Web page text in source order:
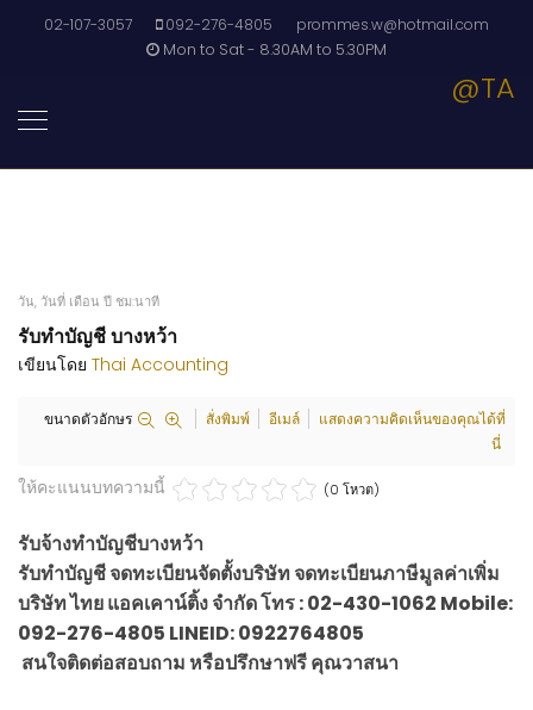
02-107-3057 092-276-4805
prommes.w@hotmail.com
Mon to Sat - 8.30AM to 5.30PM
@TA
วัน, วันที่ เดือน ปี ชม:นาที
รับทำบัญชี บางหว้า
เขียนโดย Thai Accounting
ขนาดตัวอักษร สั่งพิมพ์ อีเมล์
แสดงความคิดเห็นของคุณได้ที่
นี่
ให้คะแนนบทความนี้ (0 โหวต)
รับจ้างทำบัญชีบางหว้า
รับทำบัญชี จดทะเบียนจัดตั้งบริษัท จดทะเบียนภาษีมูลค่าเพิ่ม
บริษัท ไทย แอคเคาน์ติ้ง จำกัด โทร : 02-430-1062 Mobile:
092-276-4805 LINEID: 0922764805
สนใจติดต่อสอบถาม หรือปรึกษาฟรี คุณวาสนา